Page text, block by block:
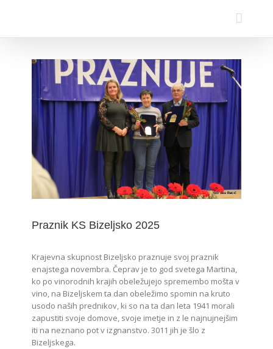
Praznik KS Bizeljsko 2025
Krajevna skupnost Bizeljsko praznuje svoj praznik
enajstega novembra. Čeprav je to god svetega Martina,
ko po vinorodnih krajih obeležujejo spremembo mošta v
vino, na Bizeljskem ta dan obeležimo spomin na kruto
usodo naših prednikov, ki so na ta dan leta 1941 morali
zapustiti svoje domove, svoje imetje in z le najnujnejšim
iti na neznano pot v izgnanstvo. 3011 jih je šlo z
Bizeljskega.